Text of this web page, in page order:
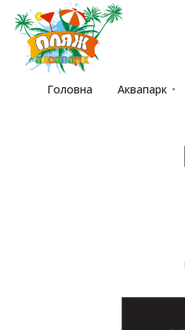
Головна Аквапарк